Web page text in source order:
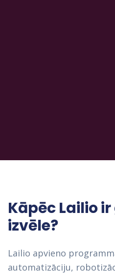
Kāpēc Lailio
izvēle?
Lailio apvieno
automatizāciju,